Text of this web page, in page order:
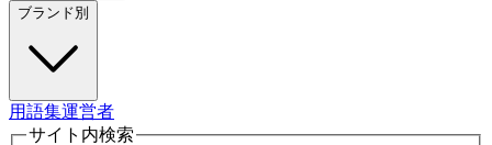
ブランド別
用語集運営者
サイト内検索